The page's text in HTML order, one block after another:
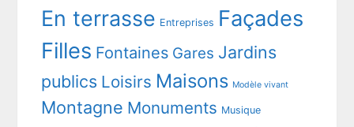
En terrasse Entreprises Façades
Filles Fontaines Gares Jardins
publics Loisirs Maisons Modèle vivant
Montagne Monuments Musique